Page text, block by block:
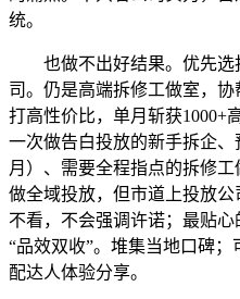
统。
也做不出好结果。优先选
司。仍是高端拆修工做室，
打高性价比，单月斩获1000+
一次做告白投放的新手拆企、
月）、需要全程指点的拆修
做全域投放，但市道上投放
不看，不会强调许诺；最贴
“品效双收”。堆集当地口碑
配达人体验分享。